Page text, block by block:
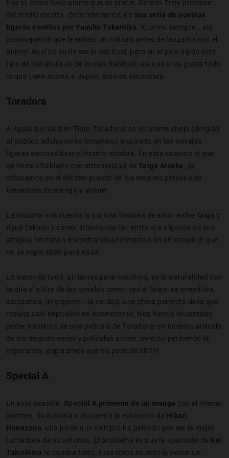
Eso sí, como todo anime que se precie, Golden Time proviene
del medio escrito. Concretamente, de una serie de novelas
ligeras escritas por Yuyuko Takemiya. Y, como siempre… ¡os
aconsejamos que le echéis un vistazo antes de lanzaros con el
anime! Aquí no suele ser lo habitual, pero en el país nipón este
tipo de literatura es de lo más habitual, así que si os gusta todo
lo que tiene aroma a Japón, esto os encantará.
Toradora
Al igual que Golden Time, Toradora! es un anime shojo (dirigido
al público adolescente femenino) inspirado en las novelas
ligeras escritas bajo el mismo nombre. En esta ocasión sí que
os hemos hablado con anterioridad de Taiga Aisaka, ¡la
colocamos en el décimo puesto de los mejores personajes
femeninos de manga y anime!
La historia nos cuenta la curiosa historia de amor entre Taiga y
Ryuji Takasu y cómo, intentando liar entre sí a algunos de sus
amigos, terminan encontrándose inmersos en un romance que
no se esperaban para nada.
Lo mejor de todo, al menos para nosotros, es la naturalidad con
la que el autor de las novelas construyó a Taiga: es simpática,
sarcástica, inteligente… la verdad, una chica perfecta de la que
resulta casi imposible no enamorarse. Nos habría encantado
poder hablaros de una película de Toradora! en nuestro artículo
de los mejores series y películas anime, pero no perdemos la
esperanza, ¡esperamos que no pase de 2022!
Special A
En esta ocasión, Special A proviene de un manga con el mismo
nombre. Su historia nos cuenta la evolución de Hikari
Hanazono, una joven que siempre ha peleado por ser la mejor
luchadora de su entorno. El problema es que la aparición de Kei
Takishima
lo cambia todo. Este chico no solo la vence sin